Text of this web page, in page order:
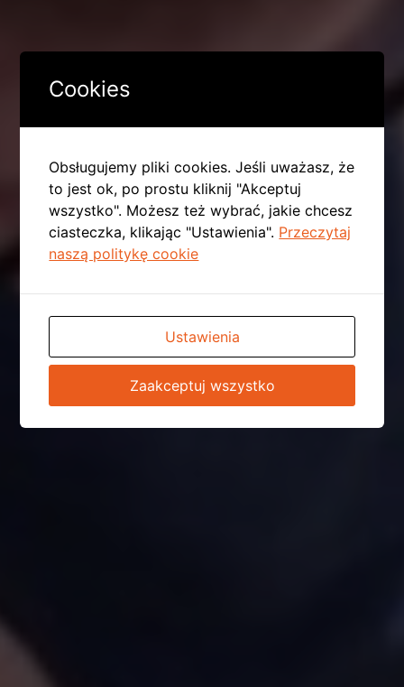
Cookies
Obsługujemy pliki cookies. Jeśli uważasz, że
to jest ok, po prostu kliknij "Akceptuj
wszystko". Możesz też wybrać, jakie chcesz
ciasteczka, klikając "Ustawienia". Przeczytaj
naszą politykę cookie
Ustawienia
Zaakceptuj wszystko